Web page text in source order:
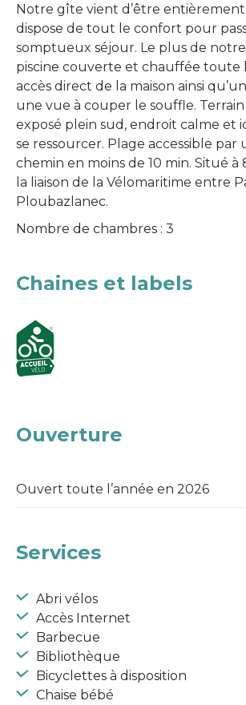
Notre gîte vient d’être
dispose de tout le confort pour
somptueux séjour. Le plus de
piscine couverte et chauffée toute
accès direct de la maison ainsi
une vue à couper le souffle.
exposé plein sud, endroit calme et
se ressourcer. Plage accessible par
chemin en moins de 10 min. Situé
la liaison de la Vélomaritime entre
Ploubazlanec.
Nombre de chambres : 3
Chaines et labels
Ouverture
Ouvert toute l’année en 2026
Services
Abri vélos
Accès Internet
Barbecue
Bibliothèque
Bicyclettes à disposition
Chaise bébé